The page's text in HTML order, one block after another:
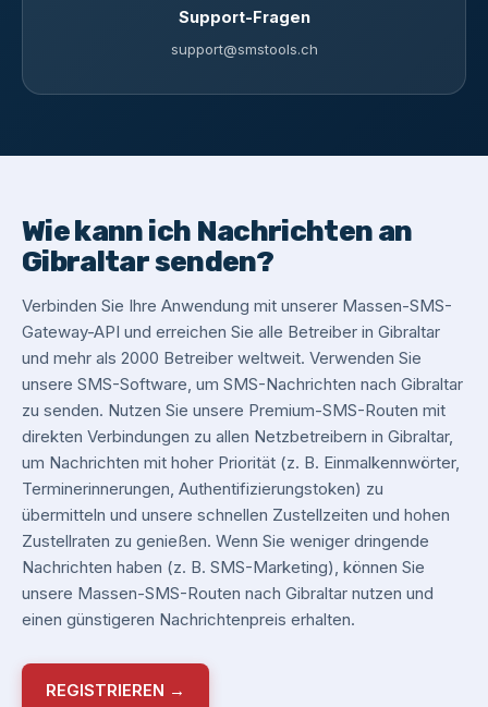
Support-Fragen
support@smstools.ch
Wie kann ich Nachrichten an
Gibraltar senden?
Verbinden Sie Ihre Anwendung mit unserer Massen-SMS-
Gateway-API und erreichen Sie alle Betreiber in Gibraltar
und mehr als 2000 Betreiber weltweit. Verwenden Sie
unsere SMS-Software, um SMS-Nachrichten nach Gibraltar
zu senden. Nutzen Sie unsere Premium-SMS-Routen mit
direkten Verbindungen zu allen Netzbetreibern in Gibraltar,
um Nachrichten mit hoher Priorität (z. B. Einmalkennwörter,
Terminerinnerungen, Authentifizierungstoken) zu
übermitteln und unsere schnellen Zustellzeiten und hohen
Zustellraten zu genießen. Wenn Sie weniger dringende
Nachrichten haben (z. B. SMS-Marketing), können Sie
unsere Massen-SMS-Routen nach Gibraltar nutzen und
einen günstigeren Nachrichtenpreis erhalten.
REGISTRIEREN →